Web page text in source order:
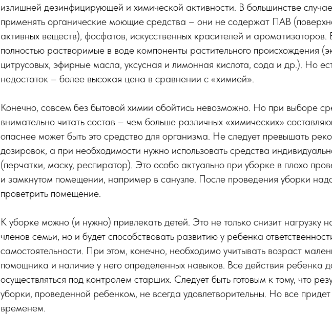
излишней дезинфицирующей и химической активности. В большинстве
применять органические моющие средства – они не содержат ПАВ
активных веществ), фосфатов, искусственных красителей и ароматизаторов.
полностью растворимые в воде компоненты растительного происхождения
цитрусовых, эфирные масла, уксусная и лимонная кислота, сода и др.). Но
недостаток – более высокая цена в сравнении с «химией».
Конечно, совсем без бытовой химии обойтись невозможно. Но при выборе
внимательно читать состав – чем больше различных «химических»
опаснее может быть это средство для организма. Не следует превышать
дозировок, а при необходимости нужно использовать средства
(перчатки, маску, респиратор). Это особо актуально при уборке в плохо
и замкнутом помещении, например в санузле. После проведения уборки
проветрить помещение.
К уборке можно (и нужно) привлекать детей. Это не только снизит нагрузку
членов семьи, но и будет способствовать развитию у ребенка
самостоятельности. При этом, конечно, необходимо учитывать возраст
помощника и наличие у него определенных навыков. Все действия ребенка
осуществляться под контролем старших. Следует быть готовым к тому, что
уборки, проведенной ребенком, не всегда удовлетворительны. Но все
временем.